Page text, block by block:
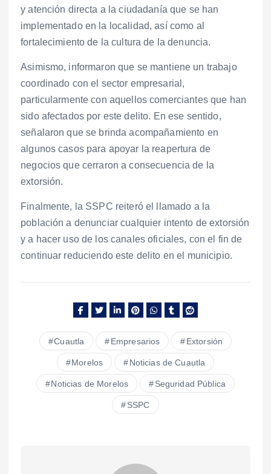
y atención directa a la ciudadanía que se han
implementado en la localidad, así como al
fortalecimiento de la cultura de la denuncia.
Asimismo, informaron que se mantiene un trabajo
coordinado con el sector empresarial,
particularmente con aquellos comerciantes que han
sido afectados por este delito. En ese sentido,
señalaron que se brinda acompañamiento en
algunos casos para apoyar la reapertura de
negocios que cerraron a consecuencia de la
extorsión.
Finalmente, la SSPC reiteró el llamado a la
población a denunciar cualquier intento de extorsión
y a hacer uso de los canales oficiales, con el fin de
continuar reduciendo este delito en el municipio.
Cuautla Empresarios Extorsión
Morelos Noticias de Cuautla
Noticias de Morelos Seguridad Pública
SSPC